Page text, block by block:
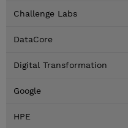
Challenge Labs
DataCore
Digital Transformation
Google
HPE